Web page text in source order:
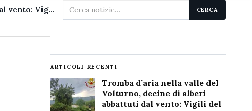
Tromba d'aria nella valle del Volturno, decine di alberi abbattuti dal vento: Vigili del fuoco ripristinano lo stato dei luoghi
Cerca
nel
CERCA
ARTICOLI RECENTI
Tromba d’aria nella valle del
Volturno, decine di alberi
abbattuti dal vento: Vigili del